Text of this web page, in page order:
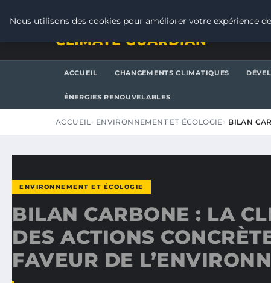
CLIMATE GUARDIAN
ACCUEIL CHANGEMENTS CLIMATIQUES
ÉNERGIES RENOUVELABLES
ACCUEIL ENVIRONNEMENT ET ÉCOLOGIE BILAN
ENVIRONNEMENT ET ÉCOLOGIE
BILAN CARBONE : LA
DES ACTIONS
FAVEUR DE
Nous utilisons des cookies pour améliorer votre expérience